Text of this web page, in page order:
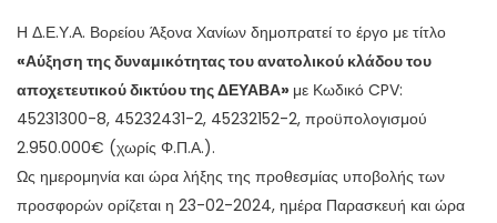
Η Δ.Ε.Υ.Α. Βορείου Άξονα Χανίων δημοπρατεί το έργο με τίτλο
«Αύξηση της δυναμικότητας του ανατολικού κλάδου του
αποχετευτικού δικτύου της ΔΕΥΑΒΑ» με Κωδικό CPV:
45231300-8, 45232431-2, 45232152-2, προϋπολογισμού
2.950.000€ (χωρίς Φ.Π.Α.).
Ως ημερομηνία και ώρα λήξης της προθεσμίας υποβολής των
προσφορών ορίζεται η 23-02-2024, ημέρα Παρασκευή και ώρα